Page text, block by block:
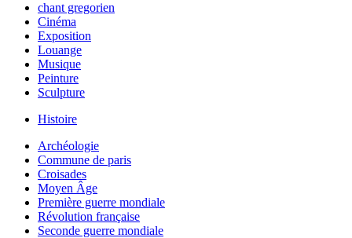
chant gregorien
Cinéma
Exposition
Louange
Musique
Peinture
Sculpture
Histoire
Archéologie
Commune de paris
Croisades
Moyen Âge
Première guerre mondiale
Révolution française
Seconde guerre mondiale